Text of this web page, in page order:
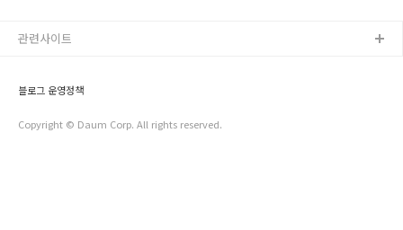
드셨던 구민 여러분에게 큰 힘이 되었으면 좋겠어요! 자녀들의
를 3천만원으로 늘렸어요. 그리고 기존의 세대주 규정을 삭제해
블로그 운영정책
Copyright © Daum Corp. All rights reserved.
관련사이트